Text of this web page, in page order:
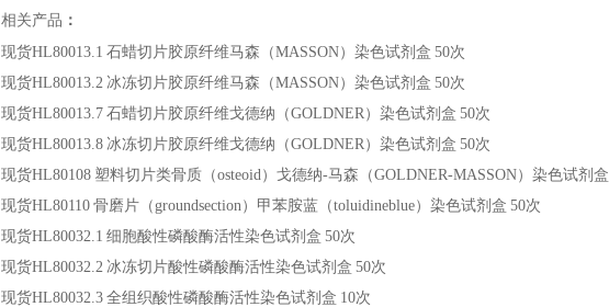
相关产品 ：
现货HL80013.1 石蜡切片胶原纤维马森（MASSON）染色试剂盒 50次
现货HL80013.2 冰冻切片胶原纤维马森（MASSON）染色试剂盒 50次
现货HL80013.7 石蜡切片胶原纤维戈德纳（GOLDNER）染色试剂盒 50次
现货HL80013.8 冰冻切片胶原纤维戈德纳（GOLDNER）染色试剂盒 50次
现货HL80108 塑料切片类骨质（osteoid）戈德纳-马森（GOLDNER-MASSON）染色试剂盒
现货HL80110 骨磨片（groundsection）甲苯胺蓝（toluidineblue）染色试剂盒 50次
现货HL80032.1 细胞酸性磷酸酶活性染色试剂盒 50次
现货HL80032.2 冰冻切片酸性磷酸酶活性染色试剂盒 50次
现货HL80032.3 全组织酸性磷酸酶活性染色试剂盒 10次